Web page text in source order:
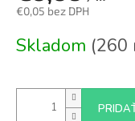
€0,05 bez DPH
cena:
Skladom (260